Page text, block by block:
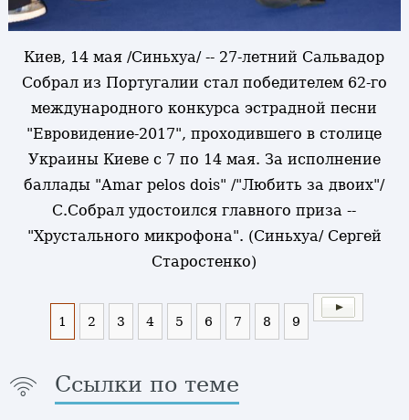
Киев, 14 мая /Синьхуа/ -- 27-летний Сальвадор
Собрал из Португалии стал победителем 62-го
международного конкурса эстрадной песни
"Евровидение-2017", проходившего в столице
Украины Киеве с 7 по 14 мая. За исполнение
баллады "Amar pelos dois" /"Любить за двоих"/
С.Собрал удостоился главного приза --
"Хрустального микрофона". (Синьхуа/ Сергей
Старостенко)
1 2 3 4 5 6 7 8 9
Ссылки по теме